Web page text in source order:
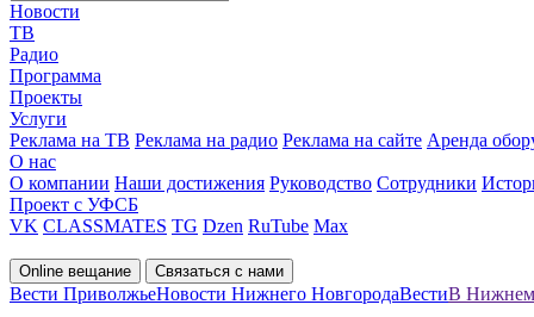
Новости
ТВ
Радио
Программа
Проекты
Услуги
Реклама на ТВ Реклама на радио Реклама на сайте Аренда
О нас
О компании Наши достижения Руководство Сотрудники
Проект с УФСБ
VK CLASSMATES TG Dzen RuTube Max
Online вещание Связаться с нами
Вести ПриволжьеНовости Нижнего НовгородаВестиВ Нижнем